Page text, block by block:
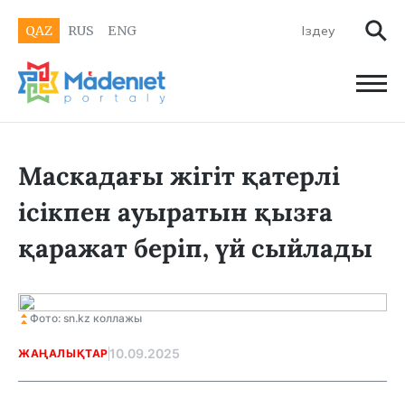
QAZ RUS ENG
Маскадағы жігіт қатерлі
ісікпен ауыратын қызға
қаражат беріп, үй сыйлады
Фото: sn.kz коллажы
ЖАҢАЛЫҚТАР 10.09.2025